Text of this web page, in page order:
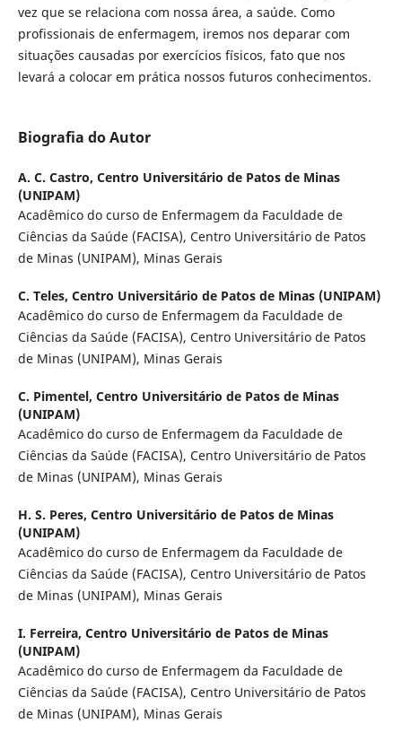
vez que se relaciona com nossa área, a saúde. Como
profissionais de enfermagem, iremos nos deparar com
situações causadas por exercícios físicos, fato que nos
levará a colocar em prática nossos futuros conhecimentos.
Biografia do Autor
A. C. Castro, Centro Universitário de Patos de Minas
(UNIPAM)
Acadêmico do curso de Enfermagem da Faculdade de
Ciências da Saúde (FACISA), Centro Universitário de Patos
de Minas (UNIPAM), Minas Gerais
C. Teles, Centro Universitário de Patos de Minas (UNIPAM)
Acadêmico do curso de Enfermagem da Faculdade de
Ciências da Saúde (FACISA), Centro Universitário de Patos
de Minas (UNIPAM), Minas Gerais
C. Pimentel, Centro Universitário de Patos de Minas
(UNIPAM)
Acadêmico do curso de Enfermagem da Faculdade de
Ciências da Saúde (FACISA), Centro Universitário de Patos
de Minas (UNIPAM), Minas Gerais
H. S. Peres, Centro Universitário de Patos de Minas
(UNIPAM)
Acadêmico do curso de Enfermagem da Faculdade de
Ciências da Saúde (FACISA), Centro Universitário de Patos
de Minas (UNIPAM), Minas Gerais
I. Ferreira, Centro Universitário de Patos de Minas
(UNIPAM)
Acadêmico do curso de Enfermagem da Faculdade de
Ciências da Saúde (FACISA), Centro Universitário de Patos
de Minas (UNIPAM), Minas Gerais